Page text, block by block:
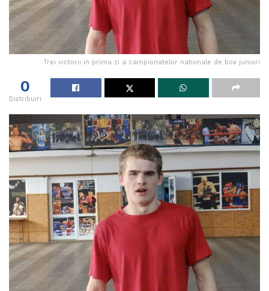
Trei victorii in prima zi a campionatelor nationale de box juniori
0
Distribuiri